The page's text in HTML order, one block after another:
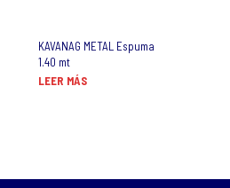
KAVANAG METAL Espuma
1.40 mt
LEER MÁS